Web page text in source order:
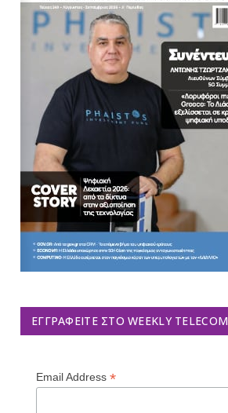
ΕΓΓΡΑΦΕΊΤΕ ΣΤΟ WEEKLY TELECOM
Email Address *